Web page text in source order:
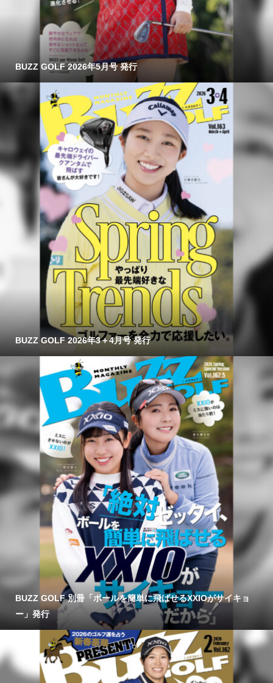
BUZZ GOLF 2026年5月号 発行
BUZZ GOLF 2026年3＋4月号 発行
BUZZ GOLF 別冊「ボールを簡単に飛ばせるXXIOがサイキョ
ー」発行